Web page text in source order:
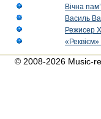
Вічна
Василь
Режисер
© 2008-2026 Music-